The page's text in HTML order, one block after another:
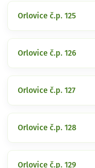
Orlovice č.p. 125
Orlovice č.p. 126
Orlovice č.p. 127
Orlovice č.p. 128
Orlovice č.p. 129